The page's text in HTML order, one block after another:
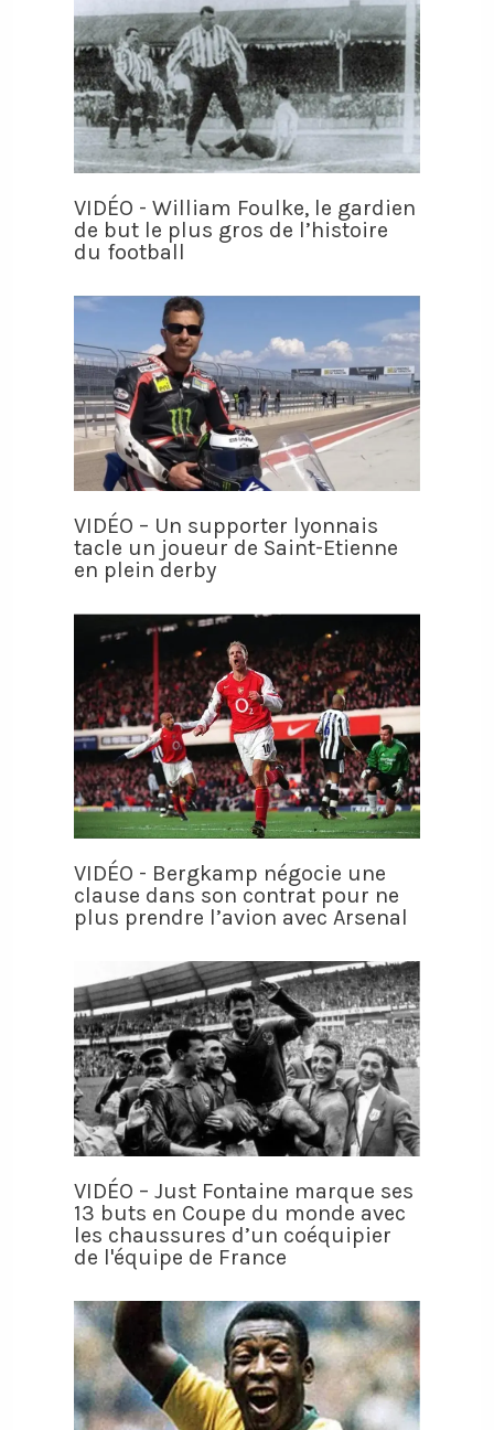
VIDÉO - William Foulke, le gardien
de but le plus gros de l’histoire
du football
VIDÉO – Un supporter lyonnais
tacle un joueur de Saint-Etienne
en plein derby
VIDÉO - Bergkamp négocie une
clause dans son contrat pour ne
plus prendre l’avion avec Arsenal
VIDÉO – Just Fontaine marque ses
13 buts en Coupe du monde avec
les chaussures d’un coéquipier
de l'équipe de France